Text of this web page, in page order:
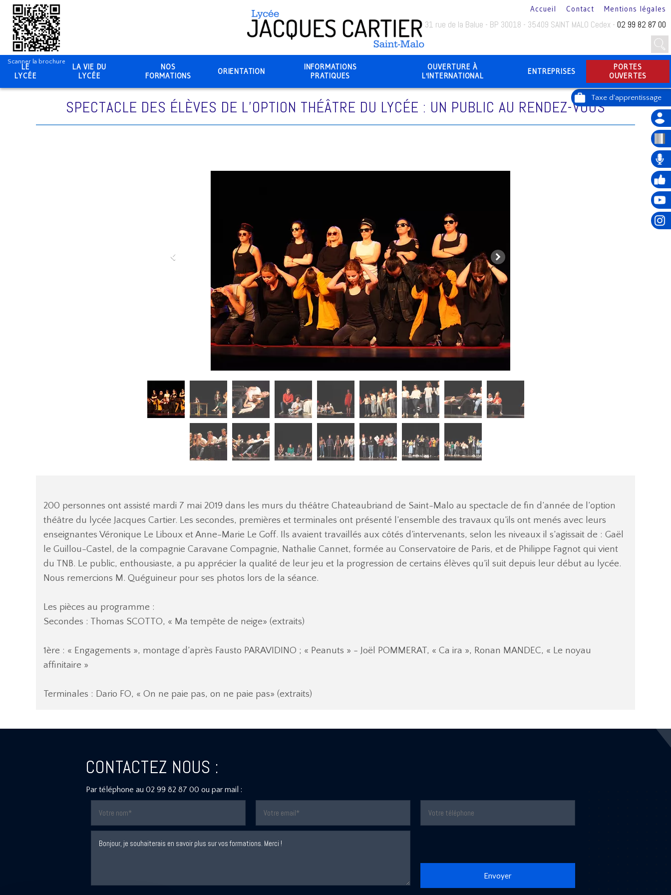
31 rue de la Balue - BP 30018 - 35409 SAINT MALO Cedex - 02 99 82 87 00
Scanner la brochure
LE
LYCÉE
LA VIE DU
LYCÉE
NOS
FORMATIONS
ORIENTATION
INFORMATIONS
PRATIQUES
OUVERTURE À
L'INTERNATIONAL
ENTREPRISES
PORTES
OUVERTES
Accueil Contact Mentions légales
SPECTACLE DES ÉLÈVES DE L’OPTION THÉÂTRE DU LYCÉE : UN PUBLIC AU RENDEZ-VOUS
200 personnes ont assisté mardi 7 mai 2019 dans les murs du théâtre Chateaubriand de Saint-Malo au spectacle de fin d’année de l’option
théâtre du lycée Jacques Cartier. Les secondes, premières et terminales ont présenté l’ensemble des travaux qu’ils ont menés avec leurs
enseignantes Véronique Le Liboux et Anne-Marie Le Goff. Ils avaient travaillés aux côtés d’intervenants, selon les niveaux il s’agissait de : Gaël
le Guillou-Castel, de la compagnie Caravane Compagnie, Nathalie Cannet, formée au Conservatoire de Paris, et de Philippe Fagnot qui vient
du TNB. Le public, enthousiaste, a pu apprécier la qualité de leur jeu et la progression de certains élèves qu’il suit depuis leur début au lycée.
Nous remercions M. Quéguineur pour ses photos lors de la séance.
Les pièces au programme :
Secondes : Thomas SCOTTO, « Ma tempête de neige» (extraits)
1ère : « Engagements », montage d’après Fausto PARAVIDINO ; « Peanuts » - Joël POMMERAT, « Ca ira », Ronan MANDEC, « Le noyau
affinitaire »
Terminales : Dario FO, « On ne paie pas, on ne paie pas» (extraits)
CONTACTEZ NOUS :
Par téléphone au 02 99 82 87 00 ou par mail :